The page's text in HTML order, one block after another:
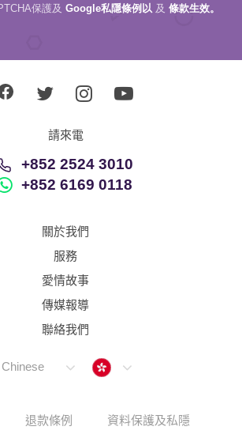
保護及 Google私隱條例以 及 條款生效。
請來電
+852 2524 3010
+852 6169 0118
關於我們
服務
愛情故事
傳媒報導
聯絡我們
Chinese Hong Kong
退款條例 資料保護及私隱